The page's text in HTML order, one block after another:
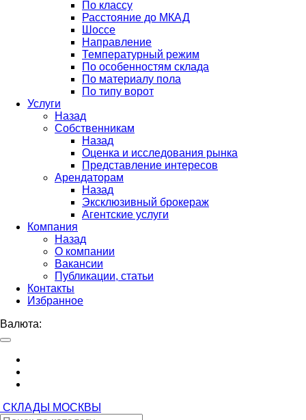
По классу
Расстояние до МКАД
Шоссе
Направление
Температурный режим
По особенностям склада
По материалу пола
По типу ворот
Услуги
Назад
Собственникам
Назад
Оценка и исследования рынка
Представление интересов
Арендаторам
Назад
Эксклюзивный брокераж
Агентские услуги
Компания
Назад
О компании
Вакансии
Публикации, статьи
Контакты
Избранное
Валюта:
СКЛАДЫ МОСКВЫ